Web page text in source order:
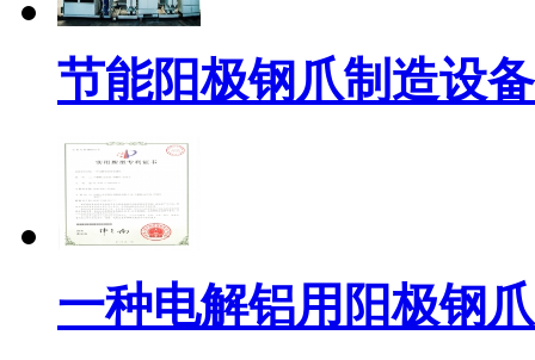
节能阳极钢爪制造设备
一种电解铝用阳极钢爪